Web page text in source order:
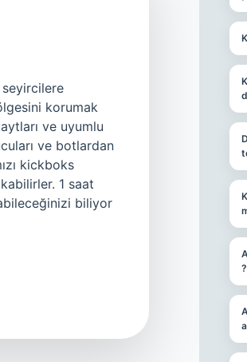
korumak
ve uyumlu
ve botlardan
kickboks
1 saat
biliyor
?